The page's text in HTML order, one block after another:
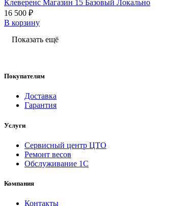
Клеверенс Магазин 15 Базовый Локально
16 500 ₽
В корзину
Показать ещё
Покупателям
Доставка
Гарантия
Услуги
Сервисный центр ЦТО
Ремонт весов
Обслуживание 1С
Компания
Контакты